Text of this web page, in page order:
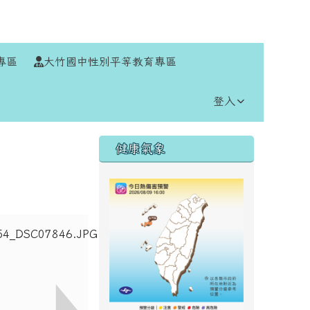
區 大竹國中性別平等教育專區
登入
右邊區域內容
健康氣象